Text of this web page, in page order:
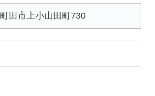
町田市上小山田町730